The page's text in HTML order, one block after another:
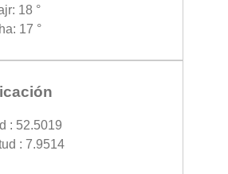
18 °
17 °
: 52.5019
: 7.9514